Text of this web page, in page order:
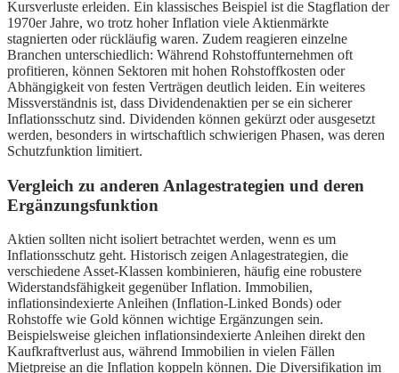
Kursverluste erleiden. Ein klassisches Beispiel ist die Stagflation der
1970er Jahre, wo trotz hoher Inflation viele Aktienmärkte
stagnierten oder rückläufig waren. Zudem reagieren einzelne
Branchen unterschiedlich: Während Rohstoffunternehmen oft
profitieren, können Sektoren mit hohen Rohstoffkosten oder
Abhängigkeit von festen Verträgen deutlich leiden. Ein weiteres
Missverständnis ist, dass Dividendenaktien per se ein sicherer
Inflationsschutz sind. Dividenden können gekürzt oder ausgesetzt
werden, besonders in wirtschaftlich schwierigen Phasen, was deren
Schutzfunktion limitiert.
Vergleich zu anderen Anlagestrategien und deren
Ergänzungsfunktion
Aktien sollten nicht isoliert betrachtet werden, wenn es um
Inflationsschutz geht. Historisch zeigen Anlagestrategien, die
verschiedene Asset-Klassen kombinieren, häufig eine robustere
Widerstandsfähigkeit gegenüber Inflation. Immobilien,
inflationsindexierte Anleihen (Inflation-Linked Bonds) oder
Rohstoffe wie Gold können wichtige Ergänzungen sein.
Beispielsweise gleichen inflationsindexierte Anleihen direkt den
Kaufkraftverlust aus, während Immobilien in vielen Fällen
Mietpreise an die Inflation koppeln können. Die Diversifikation im